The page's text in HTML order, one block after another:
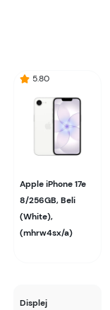
5.80
Apple iPhone 17e
8/256GB, Beli
(White),
(mhrw4sx/a)
Displej